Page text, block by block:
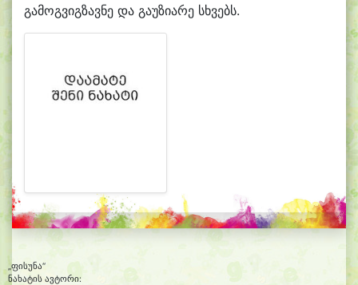
გამოგვიგზავნე და გაუზიარე სხვებს.
„ფისუნა“
ნახატის ავტორი: